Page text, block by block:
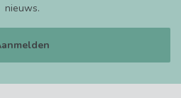
nieuws.